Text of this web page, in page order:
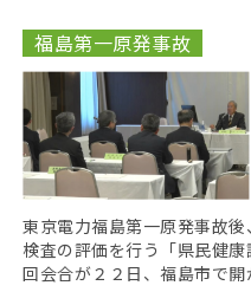
福島第一原発事故
東京電力福島第一原発事故
検査の評価を行う「県民健
回会合が２２日、福島市で